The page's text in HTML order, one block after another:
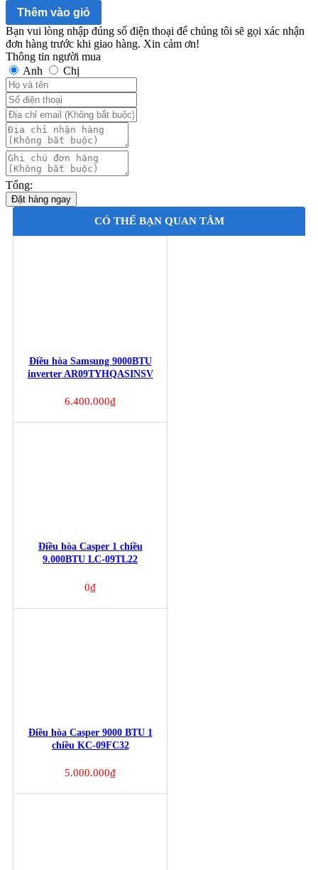
Thêm vào giỏ
Bạn vui lòng nhập đúng số điện thoại để chúng tôi sẽ gọi xác nhận
đơn hàng trước khi giao hàng. Xin cảm ơn!
Thông tin người mua
Anh
Chị
Tổng:
Đặt hàng ngay
CÓ THỂ BẠN QUAN TÂM
Điều hòa Samsung 9000BTU
inverter AR09TYHQASINSV
6.400.000₫
Điều hòa Casper 1 chiều
9.000BTU LC-09TL22
0₫
Điều hòa Casper 9000 BTU 1
chiều KC-09FC32
5.000.000₫